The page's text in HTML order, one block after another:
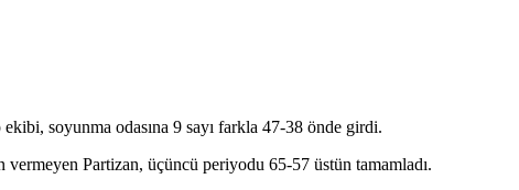
soyunma odasına 9 sayı farkla 47-38 önde girdi.
Partizan, üçüncü periyodu 65-57 üstün tamamladı.